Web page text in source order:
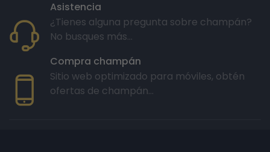
Asistencia
¿Tienes alguna pregunta sobre champán?
No busques más...
Compra champán
Sitio web optimizado para móviles, obtén
ofertas de champán...